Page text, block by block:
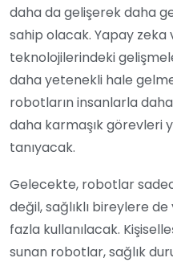
daha da gelişerek daha
sahip olacak. Yapay
teknolojilerindeki
daha yetenekli hale
robotların insanlarla
daha karmaşık görevleri
tanıyacak.
Gelecekte, robotlar
değil, sağlıklı bireylere
fazla kullanılacak.
sunan robotlar, sağlık